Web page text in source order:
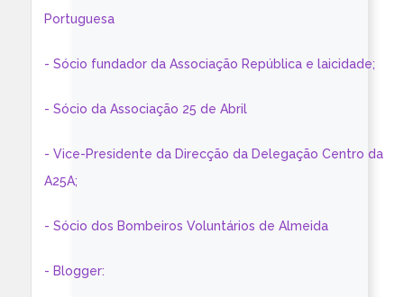
Portuguesa
- Sócio fundador da Associação República e laicidade;
- Sócio da Associação 25 de Abril
- Vice-Presidente da Direcção da Delegação Centro da
A25A;
- Sócio dos Bombeiros Voluntários de Almeida
- Blogger: